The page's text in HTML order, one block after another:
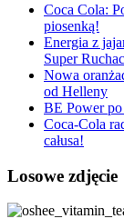
Coca Cola:
piosenką!
Energia z
Super
Nowa
od Helleny
BE Power po
Coca-Cola
całusa!
Losowe zdjęcie